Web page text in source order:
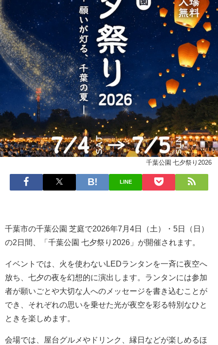
千葉公園 七夕祭り2026
LINE
千葉市の千葉公園 芝庭で2026年7月4日（土）・5日（日）
の2日間、「千葉公園 七夕祭り2026」が開催されます。
イベントでは、火を使わないLEDランタンを一斉に夜空へ
放ち、七夕の夜を幻想的に演出します。ランタンには参加
者が願いごとや大切な人へのメッセージを書き込むことが
でき、それぞれの思いを乗せた光が夜空を彩る特別なひと
ときを楽しめます。
会場では、屋台グルメやドリンク、縁日などが楽しめるほ